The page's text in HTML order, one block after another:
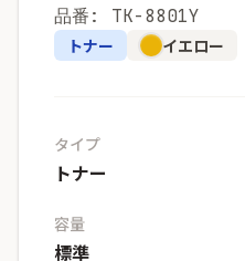
品番: TK-8801Y
トナー イエロー
タイプ
トナー
容量
標準